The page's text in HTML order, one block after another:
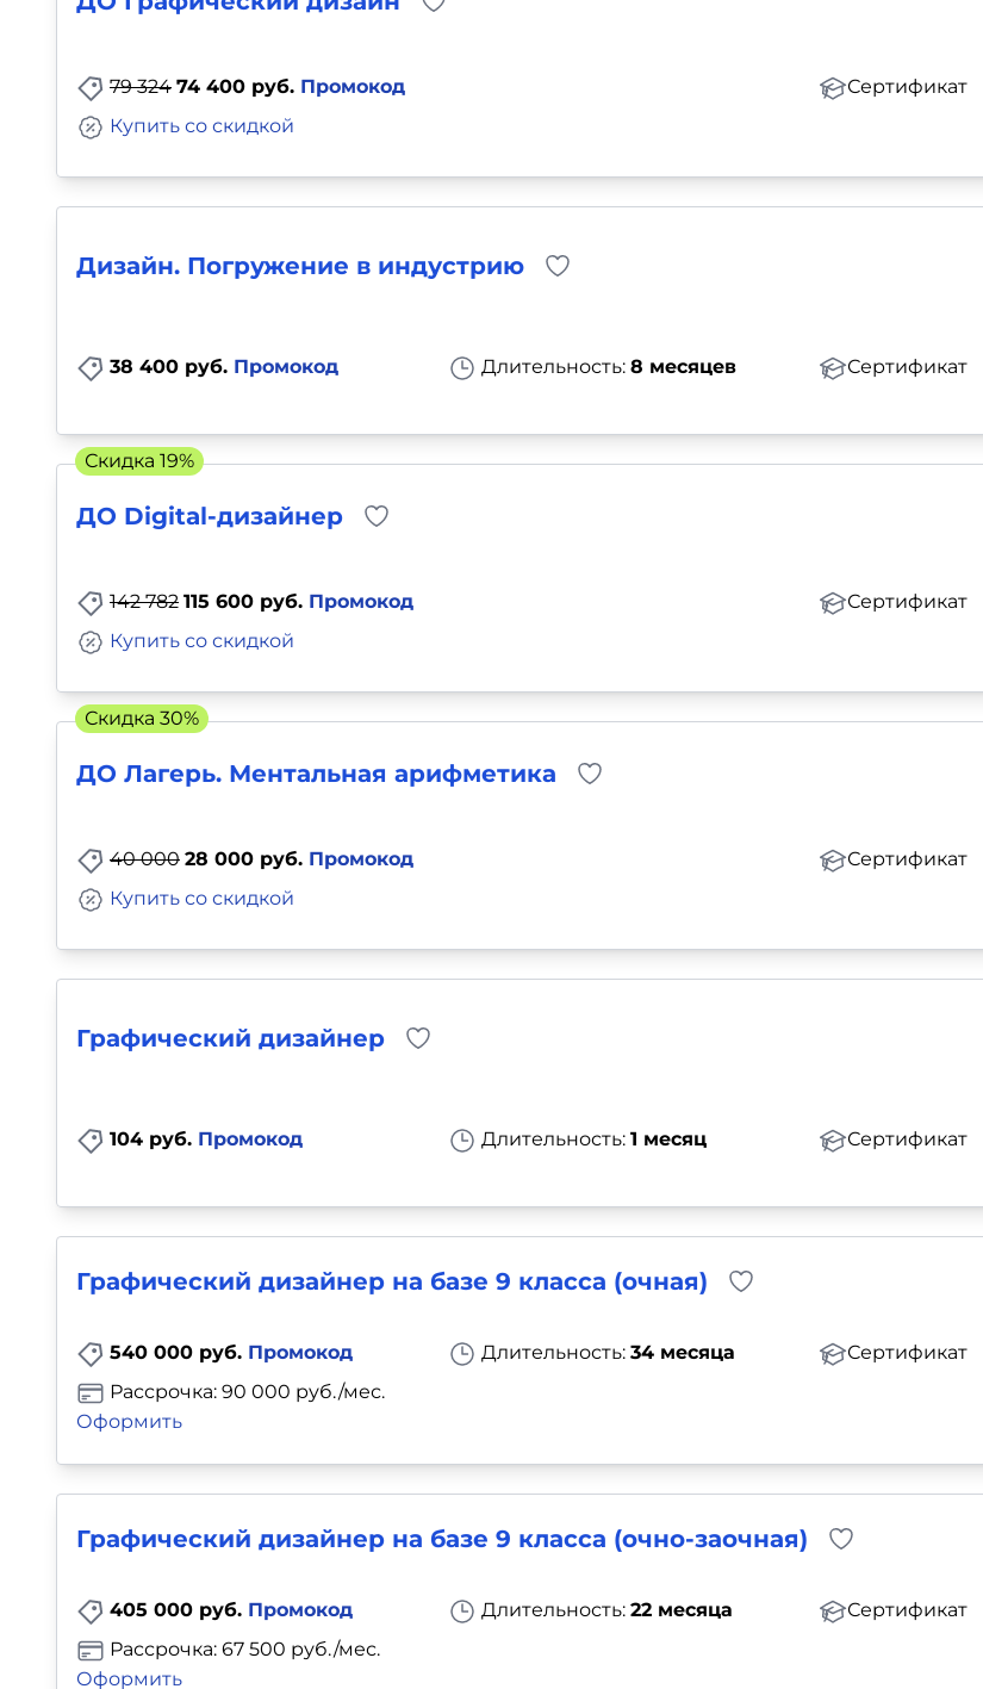
79 324 74 400 руб. Промокод
Сертификат
Купить со скидкой
Дизайн. Погружение в индустрию
38 400 руб. Промокод Длительность: 8 месяцев Сертификат
ДО Digital-дизайнер
142 782 115 600 руб. Промокод
Сертификат
Купить со скидкой
Скидка 19%
ДО Лагерь. Ментальная арифметика
40 000 28 000 руб. Промокод
Сертификат
Купить со скидкой
Скидка 30%
Графический дизайнер
104 руб. Промокод Длительность: 1 месяц Сертификат
Графический дизайнер на базе 9 класса (очная)
540 000 руб. Промокод Длительность: 34 месяца
Сертификат
Рассрочка: 90 000 руб./мес.
Оформить
Графический дизайнер на базе 9 класса (очно-заочная)
405 000 руб. Промокод Длительность: 22 месяца
Сертификат
Рассрочка: 67 500 руб./мес.
Оформить